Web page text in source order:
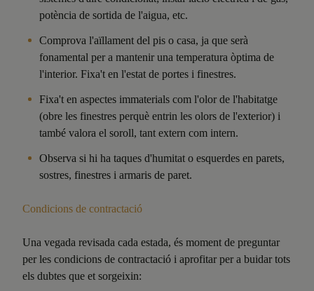
potència de sortida de l'aigua, etc.
Comprova l'aïllament del pis o casa, ja que serà
fonamental per a mantenir una temperatura òptima de
l'interior. Fixa't en l'estat de portes i finestres.
Fixa't en aspectes immaterials com l'olor de l'habitatge
(obre les finestres perquè entrin les olors de l'exterior) i
també valora el soroll, tant extern com intern.
Observa si hi ha taques d'humitat o esquerdes en parets,
sostres, finestres i armaris de paret.
Condicions de contractació
Una vegada revisada cada estada, és moment de preguntar
per les condicions de contractació i aprofitar per a buidar tots
els dubtes que et sorgeixin: